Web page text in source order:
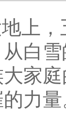
上
白
家
力